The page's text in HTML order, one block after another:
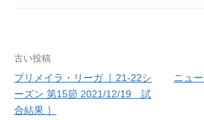
投
稿
ナ
古い投稿
プリメイラ・リーガ［ 21-22シ
ーズン 第15節 2021/12/19 試
合結果 ］
ニュ